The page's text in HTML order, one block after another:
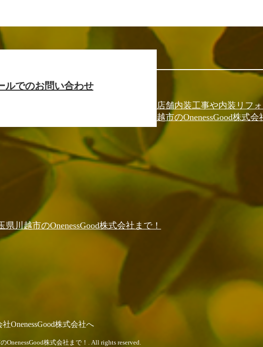
ルでのお問い合わせ
店舗内装工事や内装リフ
越市のOnenessGood株式
川越市のOnenessGood株式会社まで！
OnenessGood株式会社へ
株式会社まで！. All rights reserved.